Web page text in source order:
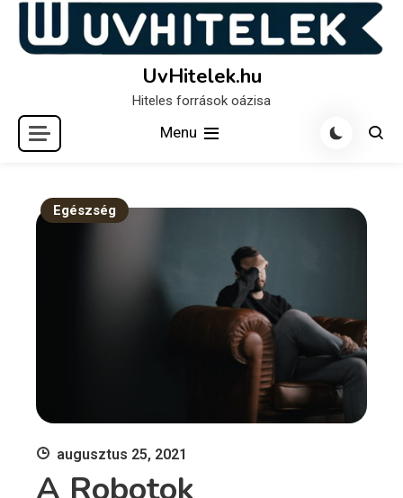
Skip
content
UvHitelek.hu
Hiteles források oázisa
Menu
Egészség
augusztus 25, 2021